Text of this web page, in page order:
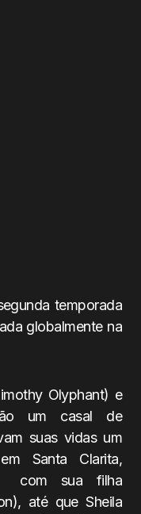
temporada
globalmente na
Olyphant) e
um casal de
suas vidas um
Santa Clarita,
com sua filha
até que Sheila